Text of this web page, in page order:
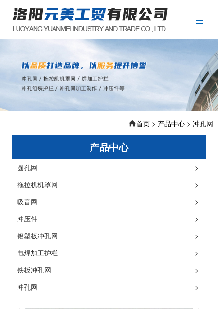
首页 > 产品中心 > 冲孔网
产品中心
>
圆孔网
>
拖拉机机罩网
>
吸音网
>
冲压件
>
铝塑板冲孔网
>
电焊加工护栏
>
铁板冲孔网
>
冲孔网